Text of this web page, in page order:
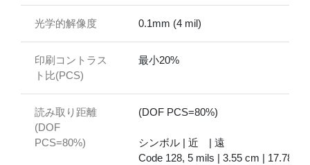
光学的解像度 0.1mm (4 mil)
印刷コントラス
ト比(PCS)
最小20%
読み取り距離
(DOF
PCS=80%)
(DOF PCS=80%)
シンボル | 近 | 遠
Code 128, 5 mils | 3.55 cm | 17.78 cm